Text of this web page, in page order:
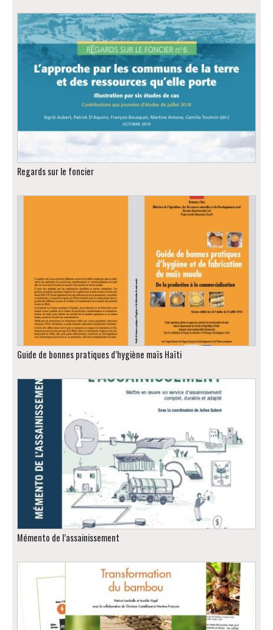
Regards sur le foncier
Guide de bonnes pratiques d’hygiène maïs Haïti
Mémento de l’assainissement